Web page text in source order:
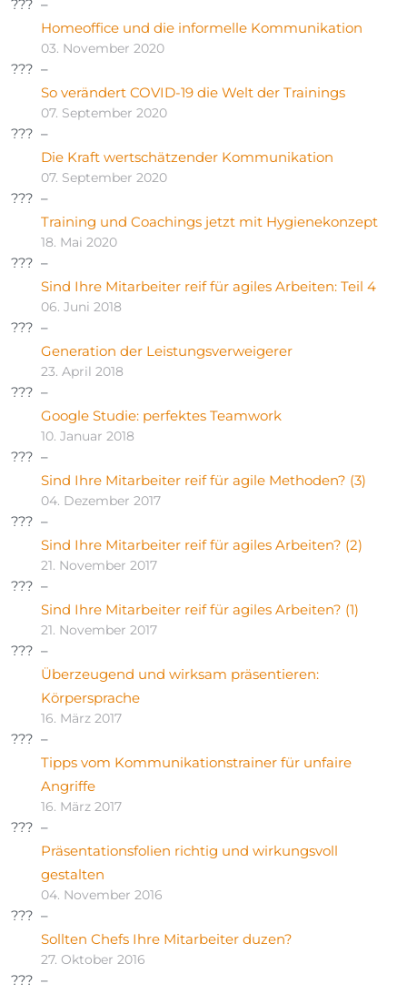
Homeoffice und die informelle Kommunikation
03. November 2020
So verändert COVID-19 die Welt der Trainings
07. September 2020
Die Kraft wertschätzender Kommunikation
07. September 2020
Training und Coachings jetzt mit Hygienekonzept
18. Mai 2020
Sind Ihre Mitarbeiter reif für agiles Arbeiten: Teil 4
06. Juni 2018
Generation der Leistungsverweigerer
23. April 2018
Google Studie: perfektes Teamwork
10. Januar 2018
Sind Ihre Mitarbeiter reif für agile Methoden? (3)
04. Dezember 2017
Sind Ihre Mitarbeiter reif für agiles Arbeiten? (2)
21. November 2017
Sind Ihre Mitarbeiter reif für agiles Arbeiten? (1)
21. November 2017
Überzeugend und wirksam präsentieren:
Körpersprache
16. März 2017
Tipps vom Kommunikationstrainer für unfaire
Angriffe
16. März 2017
Präsentationsfolien richtig und wirkungsvoll
gestalten
04. November 2016
Sollten Chefs Ihre Mitarbeiter duzen?
27. Oktober 2016